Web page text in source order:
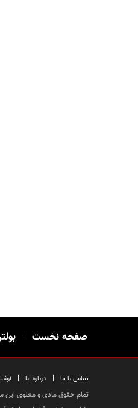
صفحه نخست |
تماس با ما | درباره ما |
تمام حقوق مادی و معنوی این